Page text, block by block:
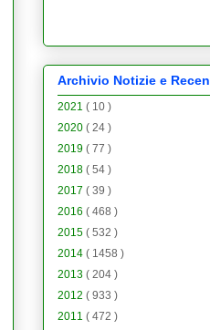
Archivio Notizie e
2021 ( 10 )
2020 ( 24 )
2019 ( 77 )
2018 ( 54 )
2017 ( 39 )
2016 ( 468 )
2015 ( 532 )
2014 ( 1458 )
2013 ( 204 )
2012 ( 933 )
2011 ( 472 )